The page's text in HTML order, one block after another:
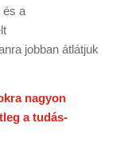
és a
jobban átlátjuk
nagyon
a tudás-